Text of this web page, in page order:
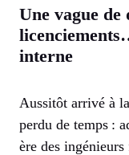
Une vague de
interne
Aussitôt arrivé à
perdu de temps :
ère des